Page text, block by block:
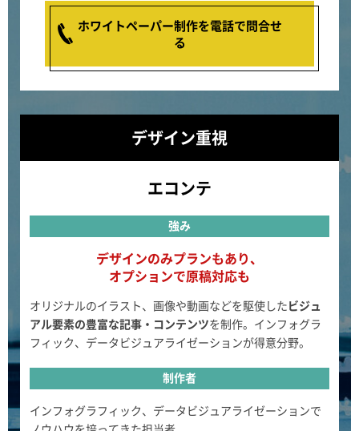
ホワイトペーパー制作を電話で問合せ
る
デザイン重視
エコンテ
強み
デザインのみプランもあり、
オプションで原稿対応も
オリジナルのイラスト、画像や動画などを駆使したビジュ
アル要素の豊富な記事・コンテンツを制作。インフォグラ
フィック、データビジュアライゼーションが得意分野。
制作者
インフォグラフィック、データビジュアライゼーションで